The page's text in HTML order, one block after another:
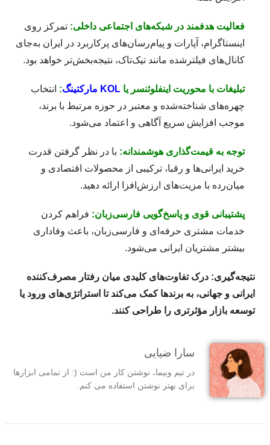
فعالیت هدفمند در شبکه‌های اجتماعی داخلی: تمرکز روی
اینستاگرام، آپارات و پیام‌رسان‌های پرکاربرد در ایران به‌جای
کانال‌های فیلترشده مانند تیک‌تاک، نتیجه‌بخش‌تر خواهد بود.
تبلیغات با محوریت اینفلوئنسر یا KOL مارکتینگ : انتخاب
چهره‌های شناخته‌شده و معتبر در حوزه مرتبط با برند،
موجب افزایش سریع آگاهی و اعتماد می‌شود.
توجه به قیمت‌گذاری هوشمندانه: با در نظر گرفتن قدرت
خرید ایرانی‌ها و رقبا، ترکیبی از محصولات اقتصادی و
میان‌رده با مزیت‌های ارزش‌افزا ارائه دهید.
پشتیبانی قوی و پاسخ‌گویی فارسی‌زبان: فراهم کردن
خدمات مشتری حرفه‌ای و فارسی‌زبان، باعث وفاداری
بیشتر مشتریان ایرانی می‌شود.
نتیجه‌گیری: درک تفاوت‌های کلیدی میان رفتار مصرف‌کننده
ایرانی و جهانی، به برندها کمک می‌کند تا استراتژی‌های ورود یا
توسعه بازار مؤثرتری را طراحی کنند.
سارا ضیایی
در تیم وبیما، نوشتن کار من است (: از تمامی ابزارها
برای بهتر نوشتن استفاده می کنم.